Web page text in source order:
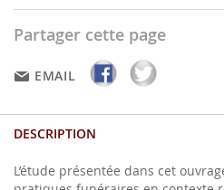
Partager cette page
EMAIL
DESCRIPTION
L’étude présentée dans cet